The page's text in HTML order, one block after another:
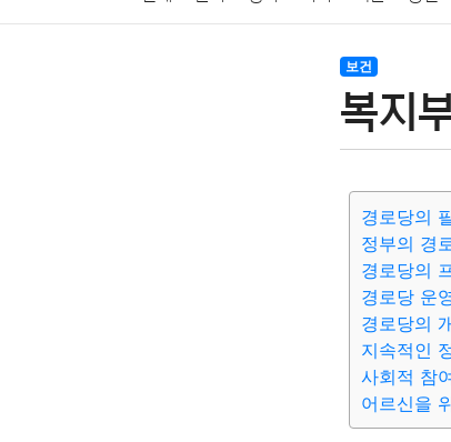
결혼 육아
기술 종교
보건
복지
경로당의
정부의 경
경로당의
경로당 운
경로당의
지속적인
사회적 참
어르신을